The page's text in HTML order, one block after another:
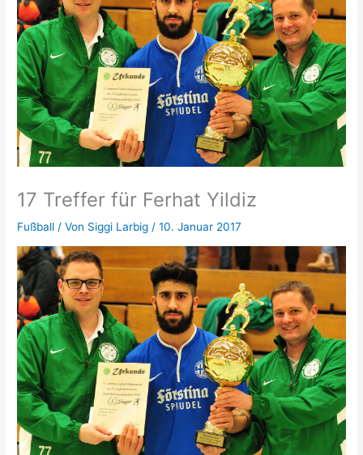
17 Treffer für Ferhat Yildiz
Fußball / Von Siggi Larbig /10. Januar 2017